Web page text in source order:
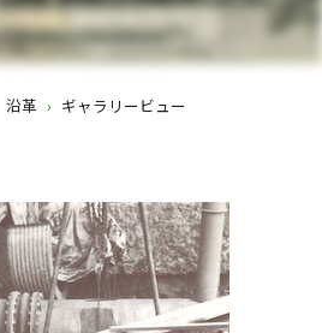
沿革 › ギャラリービュー